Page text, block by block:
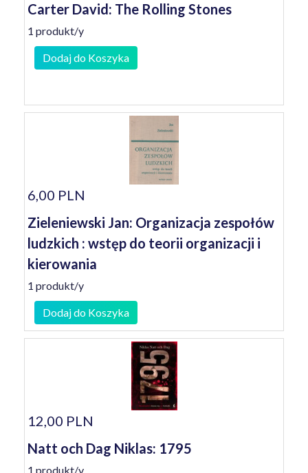
Carter David: The Rolling Stones
1 produkt/y
Dodaj do Koszyka
6,00 PLN
Zieleniewski Jan: Organizacja zespołów
ludzkich : wstęp do teorii organizacji i
kierowania
1 produkt/y
Dodaj do Koszyka
12,00 PLN
Natt och Dag Niklas: 1795
1 produkt/y